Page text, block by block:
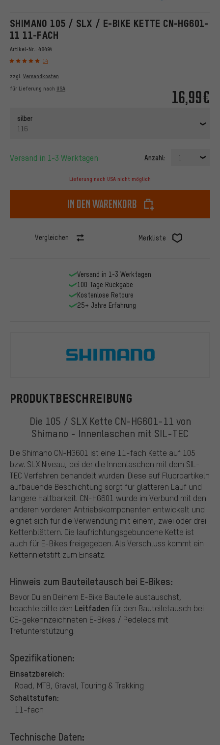
SHIMANO 105 / SLX / E-BIKE KETTE CN-HG601-
11 11-FACH
Artikel-Nr.: 48494
14
16,99€
zzgl. Versandkosten
für Lieferung nach USA
silber
116
Versand in 1-3 Werktagen Anzahl: 1
Lieferung nach USA nicht möglich
In den Warenkorb
Vergleichen Merkliste
PRODUKTBESCHREIBUNG
Die 105 / SLX Kette CN-HG601-11 von
Shimano - Innenlaschen mit SIL-TEC
Die Shimano CN-HG601 ist eine 11-fach Kette auf 105
bzw. SLX Niveau, bei der die Innenlaschen mit dem SIL-
TEC Verfahren behandelt wurden. Diese auf Fluorpartikeln
aufbauende Beschichtung sorgt für glatteren Lauf und
längere Haltbarkeit. CN-HG601 wurde im Verbund mit den
anderen vorderen Antriebskomponenten entwickelt und
eignet sich für die Verwendung mit einem, zwei oder drei
Kettenblättern. Die laufrichtungsgebundene Kette ist
auch für E-Bikes freigegeben. Als Verschluss kommt ein
Kettennietstift zum Einsatz.
Hinweis zum Bauteiletausch bei E-Bikes:
Bevor Du an Deinem E-Bike Bauteile austauschst,
beachte bitte den Leitfaden für den Bauteiletausch bei
CE-gekennzeichneten E-Bikes / Pedelecs mit
Tretunterstützung.
Spezifikationen:
Einsatzbereich:
Road, MTB, Gravel, Touring & Trekking
Schaltstufen:
11-fach
Technische Daten:
Versand in 1-3 Werktagen
100 Tage Rückgabe
Kostenlose Retoure
25+ Jahre Erfahrung
Shimano